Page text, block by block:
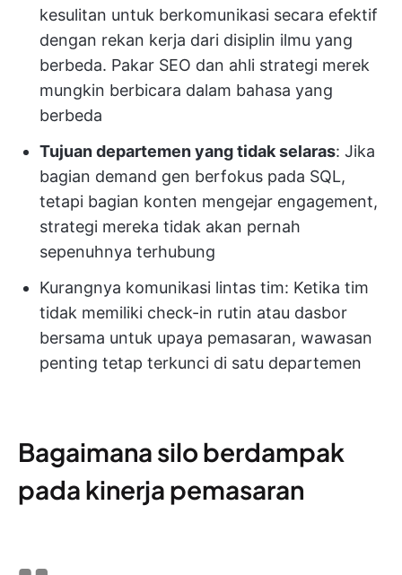
kesulitan untuk berkomunikasi secara efektif
dengan rekan kerja dari disiplin ilmu yang
berbeda. Pakar SEO dan ahli strategi merek
mungkin berbicara dalam bahasa yang
berbeda
Tujuan departemen yang tidak selaras: Jika
bagian demand gen berfokus pada SQL,
tetapi bagian konten mengejar engagement,
strategi mereka tidak akan pernah
sepenuhnya terhubung
Kurangnya komunikasi lintas tim: Ketika tim
tidak memiliki check-in rutin atau dasbor
bersama untuk upaya pemasaran, wawasan
penting tetap terkunci di satu departemen
Bagaimana silo berdampak
pada kinerja pemasaran